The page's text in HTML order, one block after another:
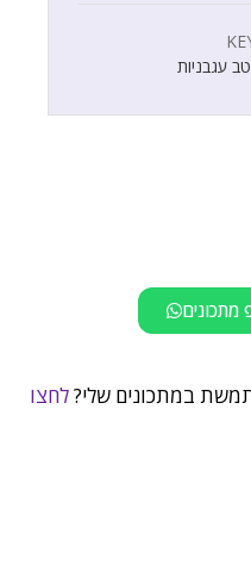
עגבניות
מתכונים
במתכונים שלי?לחצו